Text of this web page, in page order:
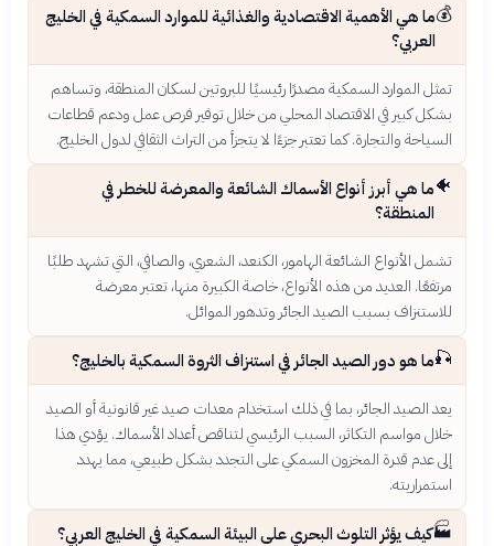
💰ما هي الأهمية الاقتصادية والغذائية للموارد السمكية في الخليج
العربي؟
تمثل الموارد السمكية مصدرًا رئيسيًا للبروتين لسكان المنطقة، وتساهم
بشكل كبير في الاقتصاد المحلي من خلال توفير فرص عمل ودعم قطاعات
السياحة والتجارة. كما تعتبر جزءًا لا يتجزأ من التراث الثقافي لدول الخليج.
🐠ما هي أبرز أنواع الأسماك الشائعة والمعرضة للخطر في
المنطقة؟
تشمل الأنواع الشائعة الهامور، الكنعد، الشعري، والصافي، التي تشهد طلبًا
مرتفعًا. العديد من هذه الأنواع، خاصة الكبيرة منها، تعتبر معرضة
للاستنزاف بسبب الصيد الجائر وتدهور الموائل.
🎣ما هو دور الصيد الجائر في استنزاف الثروة السمكية بالخليج؟
يعد الصيد الجائر، بما في ذلك استخدام معدات صيد غير قانونية أو الصيد
خلال مواسم التكاثر، السبب الرئيسي لتناقص أعداد الأسماك. يؤدي هذا
إلى عدم قدرة المخزون السمكي على التجدد بشكل طبيعي، مما يهدد
استمراريته.
🏭كيف يؤثر التلوث البحري على البيئة السمكية في الخليج العربي؟